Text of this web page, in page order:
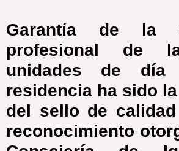
Garantía de la
profesional de
unidades de
residencia ha sido
del sello de calidad
reconocimiento